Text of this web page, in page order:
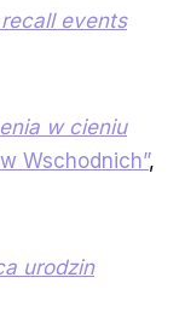
events
w cieniu
Wschodnich”,
urodzin